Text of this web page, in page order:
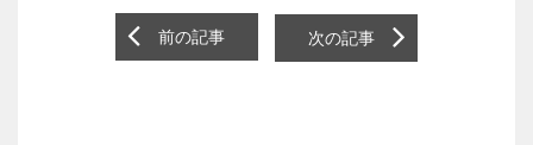
前の記事 次の記事